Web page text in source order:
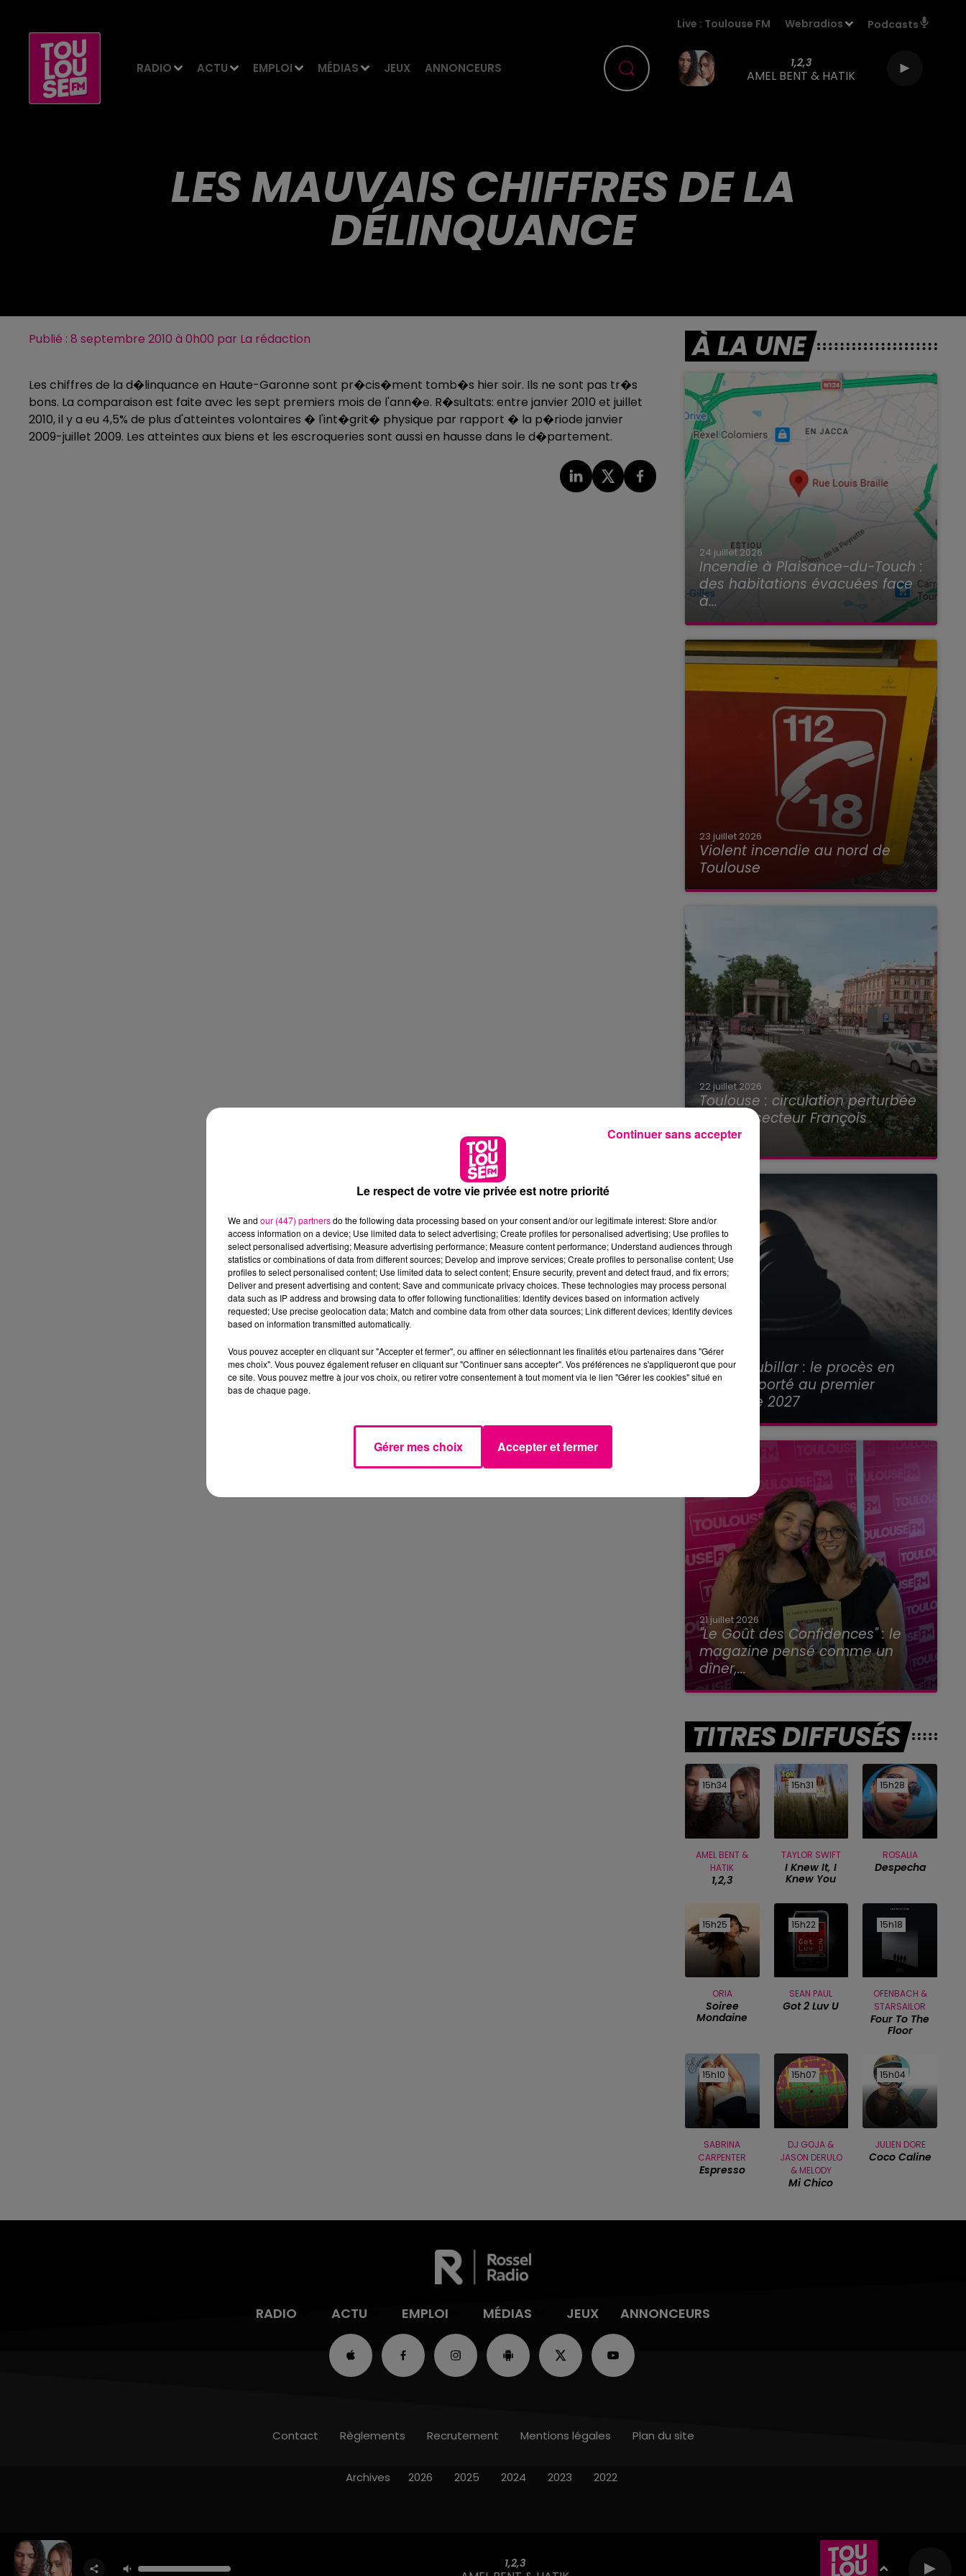
RADIO ACTU EMPLOI MÉDIAS JEUX ANNONCEURS
Live : Toulouse FM Webradios Podcasts
1,2,3
AMEL BENT & HATIK
LES MAUVAIS CHIFFRES DE LA
DÉLINQUANCE
Publié : 8 septembre 2010 à 0h00 par La rédaction
Les chiffres de la d�linquance en Haute-Garonne sont pr�cis�ment tomb�s hier soir. Ils ne sont pas tr�s
bons. La comparaison est faite avec les sept premiers mois de l'ann�e. R�sultats: entre janvier 2010 et juillet
2010, il y a eu 4,5% de plus d'atteintes volontaires � l'int�grit� physique par rapport � la p�riode janvier
2009-juillet 2009. Les atteintes aux biens et les escroqueries sont aussi en hausse dans le d�partement.
À LA UNE
24 juillet 2026
Incendie à Plaisance-du-Touch :
des habitations évacuées face
à...
23 juillet 2026
Violent incendie au nord de
Toulouse
22 juillet 2026
Toulouse : circulation perturbée
dans le secteur François
Verdier...
21 juillet 2026
Affaire Jubillar : le procès en
appel reporté au premier
semestre 2027
21 juillet 2026
"Le Goût des Confidences" : le
magazine pensé comme un
dîner,...
TITRES DIFFUSÉS
15h34
15h34
AMEL BENT &
HATIK
1,2,3
15h31
15h31
TAYLOR SWIFT
I Knew It, I
Knew You
15h28
15h28
ROSALIA
Despecha
15h25
15h25
ORIA
Soiree
Mondaine
15h22
15h22
SEAN PAUL
Got 2 Luv U
15h18
15h18
OFENBACH &
STARSAILOR
Four To The
Floor
15h10
15h10
SABRINA
CARPENTER
Espresso
15h07
15h07
DJ GOJA &
JASON DERULO
& MELODY
Mi Chico
15h04
15h04
JULIEN DORE
Coco Caline
RADIO ACTU EMPLOI MÉDIAS JEUX ANNONCEURS
1,2,3
Contact Règlements Recrutement Mentions légales Plan du site
Archives 2026 2025 2024 2023 2022
Le respect de votre vie privée est notre priorité
We and our (447) partnersdo the following data processing based on your consent and/or our legitimate interest: Store and/or
access information on a device; Use limited data to select advertising; Create profiles for personalised advertising; Use profiles to
select personalised advertising; Measure advertising performance; Measure content performance; Understand audiences through
statistics or combinations of data from different sources; Develop and improve services; Create profiles to personalise content; Use
profiles to select personalised content; Use limited data to select content; Ensure security, prevent and detect fraud, and fix errors;
Deliver and present advertising and content; Save and communicate privacy choices. These technologies may process personal
data such as IP address and browsing data to offer following functionalities: Identify devices based on information actively
requested; Use precise geolocation data; Match and combine data from other data sources; Link different devices; Identify devices
based on information transmitted automatically.
Vous pouvez accepter en cliquant sur "Accepter et fermer", ou affiner en sélectionnant les finalités et/ou partenaires dans "Gérer
mes choix". Vous pouvez également refuser en cliquant sur "Continuer sans accepter". Vos préférences ne s'appliqueront que pour
ce site. Vous pouvez mettre à jour vos choix, ou retirer votre consentement à tout moment via le lien "Gérer les cookies" situé en
bas de chaque page.
Gérer mes choix Accepter et fermer
Continuer sans accepter